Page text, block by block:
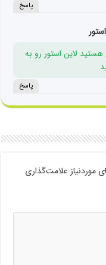
پاسخ
لاین استور رو به
پاسخ
علامت‌گذاری